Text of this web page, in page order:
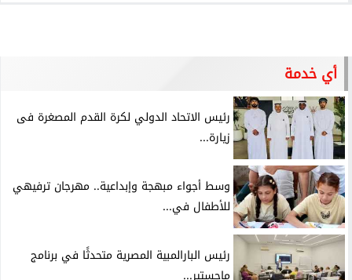
أي خدمة
رئيس الاتحاد الدولي لكرة القدم المصغرة فى
زيارة...
وسط أجواء مبهجة وإبداعية.. مهرجان ترفيهي
للأطفال في...
رئيس البارالمبية المصرية متحدثًا في برنامج